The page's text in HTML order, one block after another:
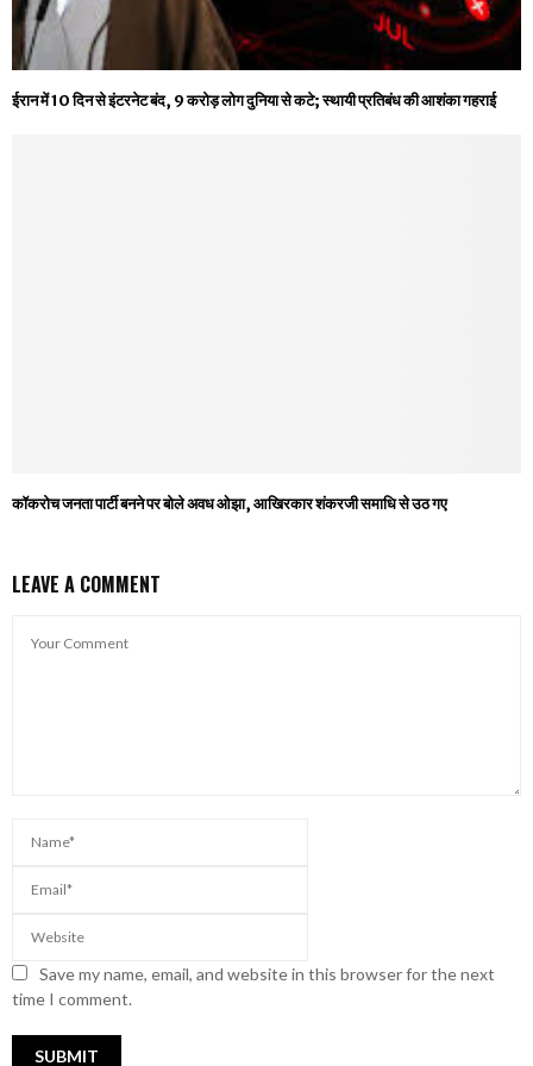
ईरान में 10 दिन से इंटरनेट बंद, 9 करोड़ लोग दुनिया से कटे; स्थायी प्रतिबंध की आशंका गहराई
कॉकरोच जनता पार्टी बनने पर बोले अवध ओझा, आखिरकार शंकरजी समाधि से उठ गए
LEAVE A COMMENT
Save my name, email, and website in this browser for the next
time I comment.